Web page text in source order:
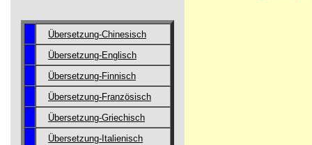
Übersetzung-Chinesisch
Übersetzung-Englisch
Übersetzung-Finnisch
Übersetzung-Französisch
Übersetzung-Griechisch
Übersetzung-Italienisch